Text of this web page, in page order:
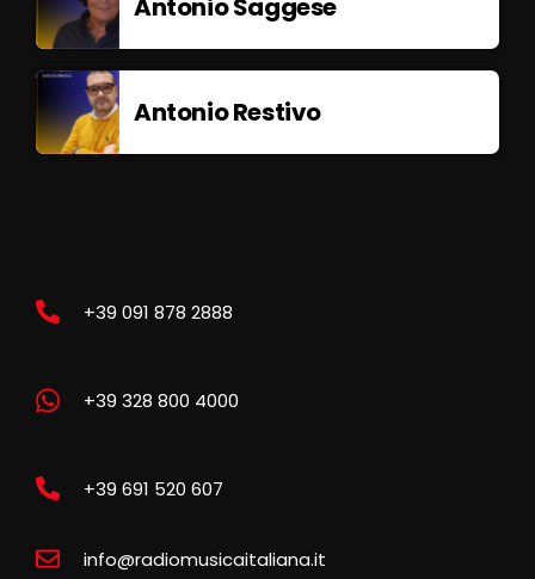
Antonio Saggese
Antonio Restivo
+39 091 878 2888
+39 328 800 4000
+39 691 520 607
info@radiomusicaitaliana.it